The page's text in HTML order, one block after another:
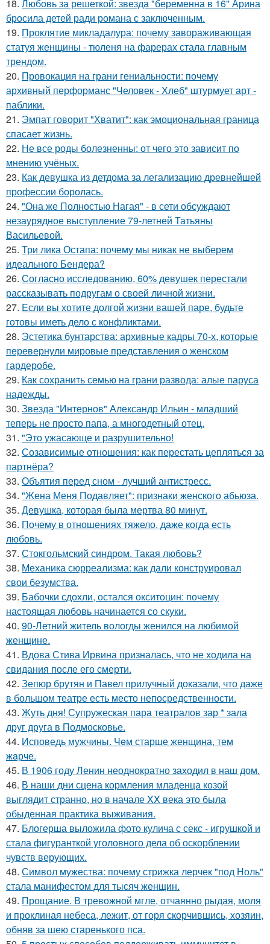
18. Любовь за решеткой: звезда "беременна в 16" Арина
бросила детей ради романа с заключенным.
19. Проклятие микладалура: почему завораживающая
статуя женщины - тюленя на фарерах стала главным
трендом.
20. Провокация на грани гениальности: почему
архивный перформанс "Человек - Хлеб" штурмует арт -
паблики.
21. Эмпат говорит "Хватит": как эмоциональная граница
спасает жизнь.
22. Не все роды болезненны: от чего это зависит по
мнению учёных.
23. Как девушка из детдома за легализацию древнейшей
профессии боролась.
24. "Она же Полностью Нагая" - в сети обсуждают
незаурядное выступление 79-летней Татьяны
Васильевой.
25. Три лика Остапа: почему мы никак не выберем
идеального Бендера?
26. Согласно исследованию, 60% девушек перестали
рассказывать подругам о своей личной жизни.
27. Eсли вы хотите долгой жизни вашей паре, будьте
готовы иметь дело с конфликтами.
28. Эстетика бунтарства: архивные кадры 70-х, которые
перевернули мировые представления о женском
гардеробе.
29. Как сохранить семью на грани развода: алые паруса
надежды.
30. Звезда "Интернов" Александр Ильин - младший
теперь не просто папа, а многодетный отец.
31. "Это ужасающе и разрушительно!
32. Созависимые отношения: как перестать цепляться за
партнёра?
33. Объятия перед сном - лучший антистресс.
34. "Жена Меня Подавляет": признаки женского абьюза.
35. Девушка, которая была мертва 80 минут.
36. Почему в отношениях тяжело, даже когда есть
любовь.
37. Стокгольмский синдром. Такая любовь?
38. Механика сюрреализма: как дали конструировал
свои безумства.
39. Бабочки сдохли, остался окситоцин: почему
настоящая любовь начинается со скуки.
40. 90-Летний житель вологды женился на любимой
женщине.
41. Вдова Стива Ирвина призналась, что не ходила на
свидания после его смерти.
42. Зепюр брутян и Павел прилучный доказали, что даже
в большом театре есть место непосредственности.
43. Жуть дня! Супружеская пара театралов зар * зала
друг друга в Подмосковье.
44. Исповедь мужчины. Чeм старше женщина, тем
жaрче.
45. В 1906 году Ленин неоднократно заходил в наш дом.
46. В наши дни сцена кормления младенца козой
выглядит странно, но в начале XX века это была
обыденная практика выживания.
47. Блогерша выложила фото кулича с секс - игрушкой и
стала фигуранткой уголовного дела об оскорблении
чувств верующих.
48. Символ мужества: почему стрижка лерчек "под Ноль"
стала манифестом для тысяч женщин.
49. Прощание. В тревожной мгле, отчаянно рыдая, моля
и проклиная небеса, лежит, от горя скорчившись, хозяин,
обняв за шею старенького пса.